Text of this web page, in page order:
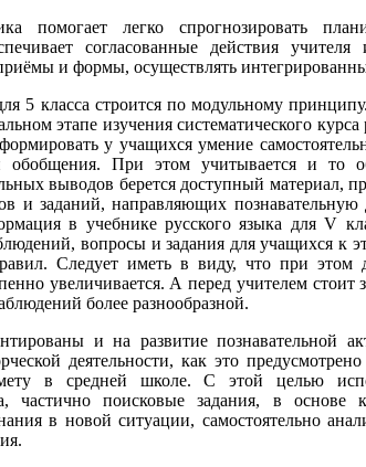
помогает легко спрогнозировать
согласованные действия
и формы, осуществлять
5 класса строится по модульному
этапе изучения систематического
у учащихся умение
При этом учитывается и то
выводов берется доступный материал,
и заданий, направляющих познавательную
в учебнике русского языка для V
вопросы и задания для учащихся к
Следует иметь в виду, что при этом
увеличивается. А перед учителем стоит
более разнообразной.
и на развитие познавательной
деятельности, как это
в средней школе. С этой целью
частично поисковые задания, в основе
в новой ситуации, самостоятельно